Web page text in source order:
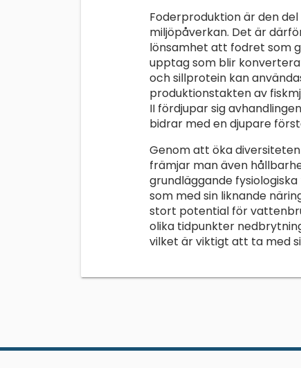
Foderproduktion är den
miljöpåverkan. Det är
lönsamhet att fodret som
upptag som blir
och sillprotein kan
produktionstakten av
II fördjupar sig
bidrar med en djupare
Genom att öka
främjar man även
grundläggande
som med sin liknande
stort potential för
olika tidpunkter
vilket är viktigt att ta med